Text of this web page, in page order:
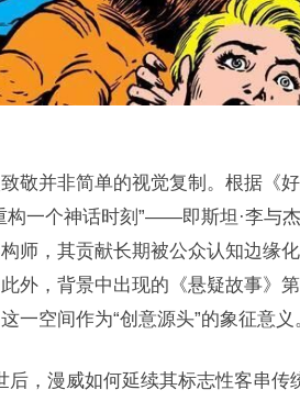
敬并非简单的视觉复制。根据《
构一个神话时刻”——即斯坦·李与
师，其贡献长期被公众认知边缘
外，背景中出现的《悬疑故事》
一空间作为“创意源头”的象征意义
后，漫威如何延续其标志性客串